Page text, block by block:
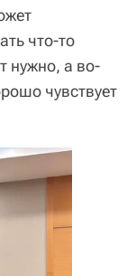
что-то
нужно, а во-
чувствует